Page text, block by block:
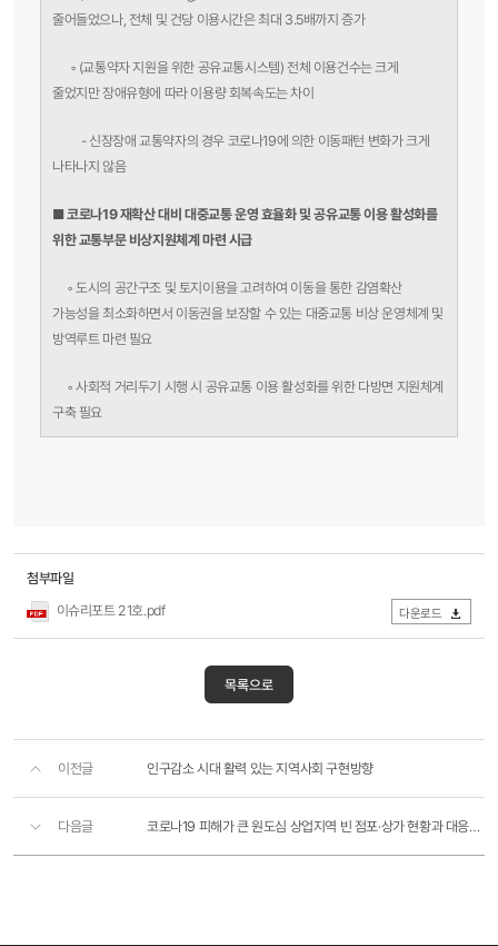
줄어들었으나, 전체 및 건당 이용시간은 최대 3.5배까지 증가
◦ (교통약자 지원을 위한 공유교통시스템) 전체 이용건수는 크게
줄었지만 장애유형에 따라 이용량 회복속도는 차이
- 신장장애 교통약자의 경우 코로나19에 의한 이동패턴 변화가 크게
나타나지 않음
■ 코로나19 재확산 대비 대중교통 운영 효율화 및 공유교통 이용 활성화를
위한 교통부문 비상지원체계 마련 시급
◦ 도시의 공간구조 및 토지이용을 고려하여 이동을 통한 감염확산
가능성을 최소화하면서 이동권을 보장할 수 있는 대중교통 비상 운영체계 및
방역루트 마련 필요
◦ 사회적 거리두기 시행 시 공유교통 이용 활성화를 위한 다방면 지원체계
구축 필요
첨부파일
이슈리포트 21호.pdf
다운로드
목록으로
이전글 인구감소 시대 활력 있는 지역사회 구현방향
다음글 코로나19 피해가 큰 원도심 상업지역 빈 점포·상가 현황과 대응방안은?